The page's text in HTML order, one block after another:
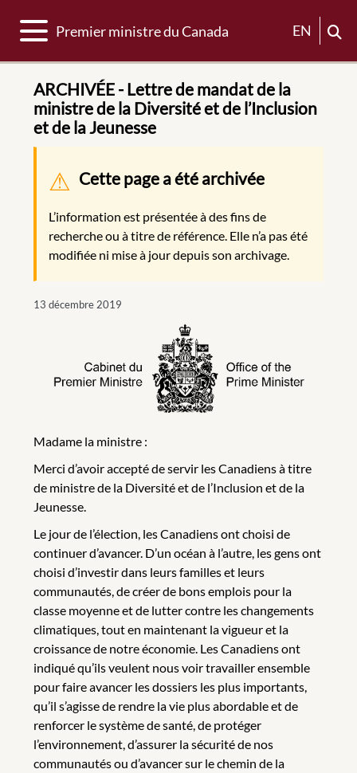
Basculer la navigation
Premier ministre du Canada EN
ARCHIVÉE - Lettre de mandat de la
ministre de la Diversité et de l’Inclusion
et de la Jeunesse
Message d'avertissement
Cette page a été archivée
L’information est présentée à des fins de
recherche ou à titre de référence. Elle n’a pas été
modifiée ni mise à jour depuis son archivage.
13 décembre 2019
Madame la ministre :
Merci d’avoir accepté de servir les Canadiens à titre
de ministre de la Diversité et de l’Inclusion et de la
Jeunesse.
Le jour de l’élection, les Canadiens ont choisi de
continuer d’avancer. D’un océan à l’autre, les gens ont
choisi d’investir dans leurs familles et leurs
communautés, de créer de bons emplois pour la
classe moyenne et de lutter contre les changements
climatiques, tout en maintenant la vigueur et la
croissance de notre économie. Les Canadiens ont
indiqué qu’ils veulent nous voir travailler ensemble
pour faire avancer les dossiers les plus importants,
qu’il s’agisse de rendre la vie plus abordable et de
renforcer le système de santé, de protéger
l’environnement, d’assurer la sécurité de nos
communautés ou d’avancer sur le chemin de la